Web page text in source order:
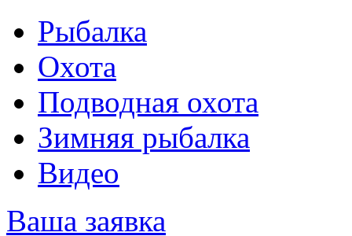
Рыбалка
Охота
Подводная охота
Зимняя рыбалка
Видео
Ваша заявка